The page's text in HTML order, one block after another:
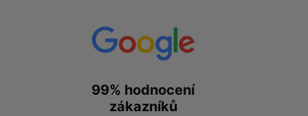
99% hodnocení
zákazníků